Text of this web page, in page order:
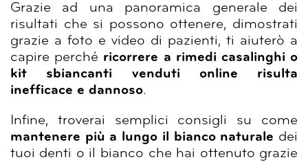
Grazie ad una panoramica generale dei
risultati che si possono ottenere, dimostrati
grazie a foto e video di pazienti, ti aiuterò a
capire perché ricorrere a rimedi casalinghi o
kit sbiancanti venduti online risulta
inefficace e dannoso.
Infine,
troverai semplici consigli su come
mantenere più a lungo il bianco naturale dei
tuoi denti o il bianco che hai ottenuto grazie